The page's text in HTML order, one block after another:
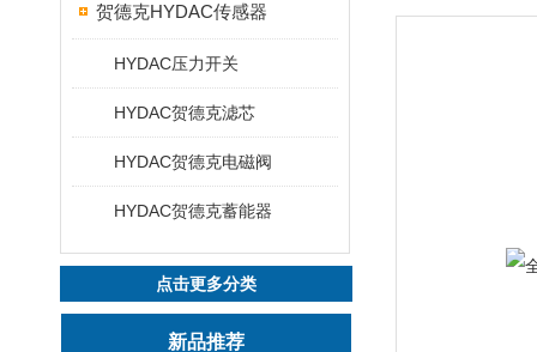
贺德克HYDAC传感器
HYDAC压力开关
HYDAC贺德克滤芯
HYDAC贺德克电磁阀
HYDAC贺德克蓄能器
点击更多分类
新品推荐